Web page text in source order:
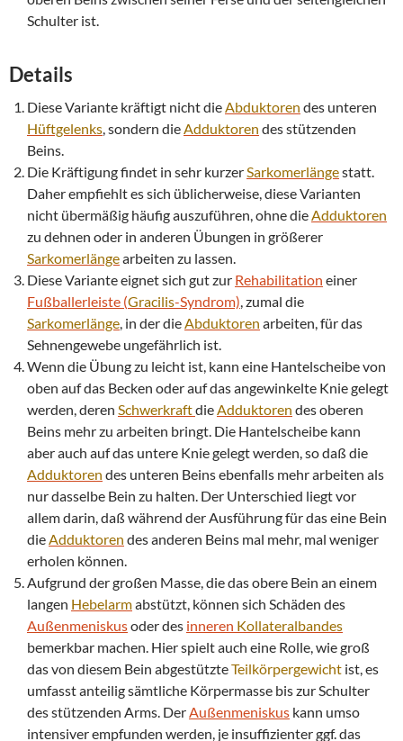
Schulter ist.
Details
Diese Variante kräftigt nicht dieAbduktoren des unteren
Hüftgelenks, sondern dieAdduktoren des stützenden
Beins.
Die Kräftigung findet in sehr kurzerSarkomerlängestatt.
Daher empfiehlt es sich üblicherweise, diese Varianten
nicht übermäßig häufig auszuführen, ohne dieAdduktoren
zu dehnen oder in anderen Übungen in größerer
Sarkomerlängearbeiten zu lassen.
Diese Variante eignet sich gut zur Rehabilitation einer
Fußballerleiste (Gracilis-Syndrom), zumal die
Sarkomerlänge, in der dieAbduktoren arbeiten, für das
Sehnengewebe ungefährlich ist.
Wenn die Übung zu leicht ist, kann eine Hantelscheibe von
oben auf das Becken oder auf das angewinkelte Knie gelegt
werden, deren SchwerkraftdieAdduktoren des oberen
Beins mehr zu arbeiten bringt. Die Hantelscheibe kann
aber auch auf das untere Knie gelegt werden, so daß die
Adduktoren des unteren Beins ebenfalls mehr arbeiten als
nur dasselbe Bein zu halten. Der Unterschied liegt vor
allem darin, daß während der Ausführung für das eine Bein
dieAdduktoren des anderen Beins mal mehr, mal weniger
erholen können.
Aufgrund der großen Masse, die das obere Bein an einem
langen Hebelarmabstützt, können sich Schäden des
Außenmeniskusoder des inneren Kollateralbandes
bemerkbar machen. Hier spielt auch eine Rolle, wie groß
das von diesem Bein abgestützteTeilkörpergewicht ist, es
umfasst anteilig sämtliche Körpermasse bis zur Schulter
des stützenden Arms. DerAußenmeniskus kann umso
intensiver empfunden werden, je insuffizienter ggf. das